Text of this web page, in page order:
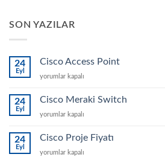
SON YAZILAR
24
Eyl
Cisco Access Point
Cisco
Point
yorumlar kapalı
24
Eyl
Cisco Meraki Switch
Cisco
Switch
yorumlar kapalı
24
Eyl
Cisco Proje Fiyatı
Cisco
yorumlar kapalı